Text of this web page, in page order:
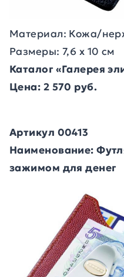
Материал: Кожа/
Размеры: 7,6 х 10 см
Каталог «Галерея
Цена: 2 570 руб.
Артикул 00413
Наименование:
зажимом для денег